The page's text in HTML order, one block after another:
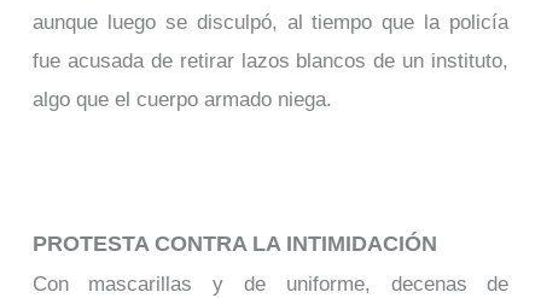
aunque luego se disculpó, al tiempo que la policía
fue acusada de retirar lazos blancos de un instituto,
algo que el cuerpo armado niega.
PROTESTA CONTRA LA INTIMIDACIÓN
Con mascarillas y de uniforme, decenas de